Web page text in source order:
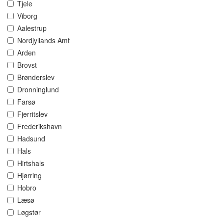
Tjele
Viborg
Aalestrup
Nordjyllands Amt
Arden
Brovst
Brønderslev
Dronninglund
Farsø
Fjerritslev
Frederikshavn
Hadsund
Hals
Hirtshals
Hjørring
Hobro
Læsø
Løgstør